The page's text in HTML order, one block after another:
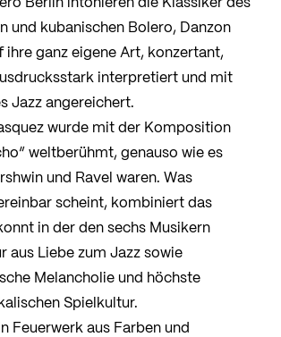
Berlin intonieren die Klassiker des
und kubanischen Bolero, Danzon
ihre ganz eigene Art, konzertant,
interpretiert und mit
Jazz angereichert.
wurde mit der Komposition
weltberühmt, genauso wie es
und Ravel waren. Was
scheint, kombiniert das
in der den sechs Musikern
aus Liebe zum Jazz sowie
Melancholie und höchste
Spielkultur.
Feuerwerk aus Farben und